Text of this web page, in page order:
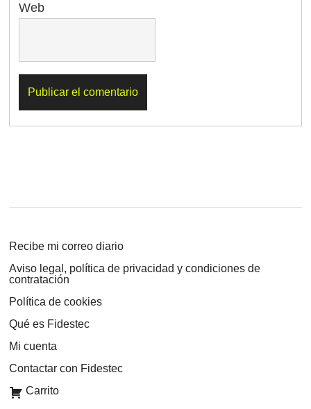
Web
Recibe mi correo diario
Aviso legal, política de privacidad y condiciones de
contratación
Política de cookies
Qué es Fidestec
Mi cuenta
Contactar con Fidestec
Carrito